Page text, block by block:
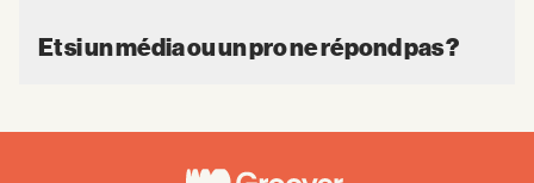
Et si un média ou un pro ne répond pas ?